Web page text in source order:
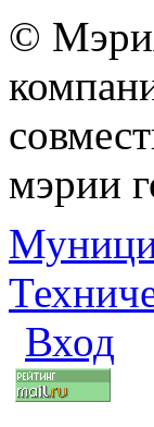
©
мэрии
Вход